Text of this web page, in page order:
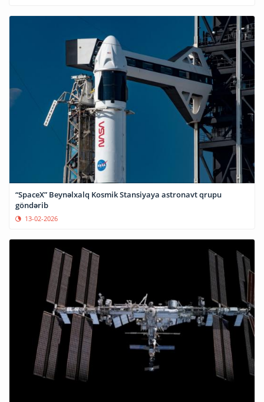
“SpaceX” Beynəlxalq Kosmik Stansiyaya astronavt qrupu
göndərib
13-02-2026